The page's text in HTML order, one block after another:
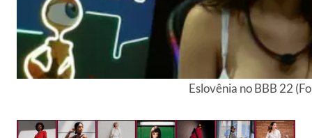
Eslovênia no BBB 22